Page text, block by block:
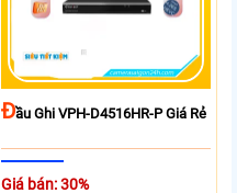
ĐẦu Ghi VPH-D4516HR-P Giá Rẻ
Giá bán: 30%